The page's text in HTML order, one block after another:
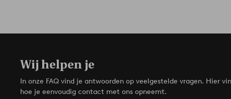
Wij helpen je
In onze FAQ vind je antwoorden op veelgestelde vragen. Hier
hoe je eenvoudig contact met ons opneemt.